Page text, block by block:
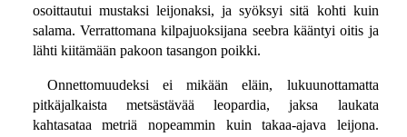
osoittautui mustaksi leijonaksi, ja syöksyi sitä kohti kuin
salama. Verrattomana kilpajuoksijana seebra kääntyi oitis ja
lähti kiitämään pakoon tasangon poikki.
Onnettomuudeksi ei mikään eläin, lukuunottamatta
pitkäjalkaista metsästävää leopardia, jaksa laukata
kahtasataa metriä nopeammin kuin takaa-ajava leijona.